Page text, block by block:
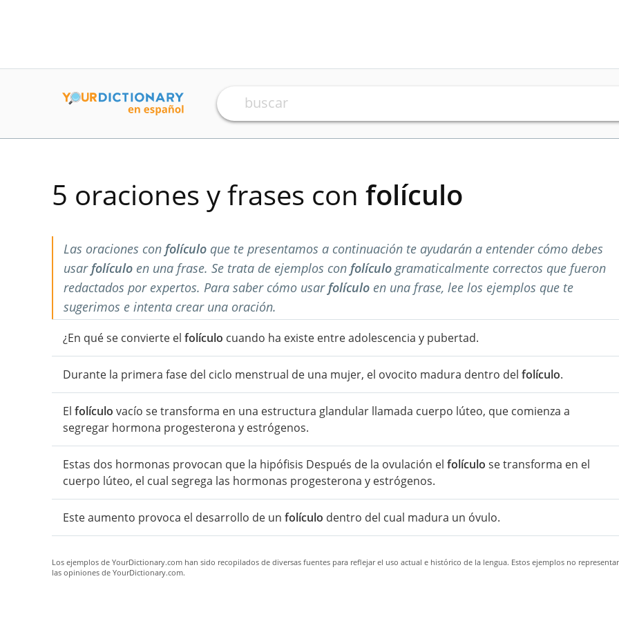
5 oraciones y frases con folículo
Las oraciones con folículo que te presentamos a continuación te ayudarán a entender cómo debes
usarfolículo en una frase. Se trata de ejemplos con folículogramaticalmente correctos que fueron
redactados por expertos. Para saber cómo usarfolículo en una frase, lee los ejemplos que te
sugerimos e intenta crear una oración.
¿En qué se convierte el folículo cuando ha existe entre adolescencia y pubertad.
Durante la primera fase del ciclo menstrual de una mujer, el ovocito madura dentro del folículo.
El folículo vacío se transforma en una estructura glandular llamada cuerpo lúteo, que comienza a
segregar hormona progesterona y estrógenos.
Estas dos hormonas provocan que la hipófisis Después de la ovulación el folículo se transforma en el
cuerpo lúteo, el cual segrega las hormonas progesterona y estrógenos.
Este aumento provoca el desarrollo de un folículo dentro del cual madura un óvulo.
Los ejemplos de YourDictionary.com han sido recopilados de diversas fuentes para reflejar el uso actual e histórico de la lengua. Estos ejemplos no
las opiniones de YourDictionary.com.